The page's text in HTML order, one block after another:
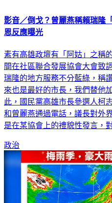
影音／倒戈？曾麗燕稱賴瑞隆
素有高雄政壇有「阿姑」之稱
間在社區聯合發展協會大會致
瑞隆的地方服務不分藍綠，稱
來也是最好的市長，我們替他
此，國民黨高雄市長參選人柯
和曾麗燕通過電話，議長對外
政治